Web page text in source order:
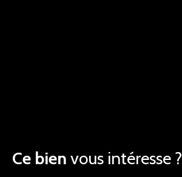
Ce bien vous intéresse ?